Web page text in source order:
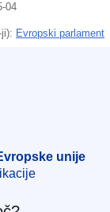
04
Evropski parlament
Evropske unije
unije